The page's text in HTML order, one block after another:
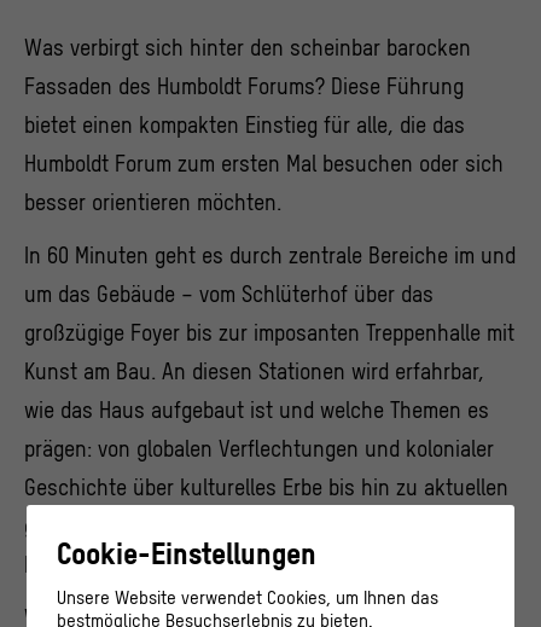
Was verbirgt sich hinter den scheinbar barocken
Fassaden des Humboldt Forums? Diese Führung
bietet einen kompakten Einstieg für alle, die das
Humboldt Forum zum ersten Mal besuchen oder sich
besser orientieren möchten.
In 60 Minuten geht es durch zentrale Bereiche im und
um das Gebäude – vom Schlüterhof über das
großzügige Foyer bis zur imposanten Treppenhalle mit
Kunst am Bau. An diesen Stationen wird erfahrbar,
wie das Haus aufgebaut ist und welche Themen es
prägen: von globalen Verflechtungen und kolonialer
Geschichte über kulturelles Erbe bis hin zu aktuellen
gesellschaftlichen Fragen rund um Identität,
Nachhaltigkeit und Verantwortung.
Wer danach tiefer eintauchen möchte, kann mit
Cookie-Einstellungen
Unsere Website verwendet Cookies, um Ihnen das
bestmögliche Besuchserlebnis zu bieten.